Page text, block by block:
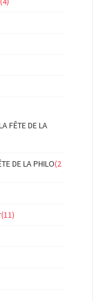
FÊTE DE LA
DE LA PHILO(2
(11)